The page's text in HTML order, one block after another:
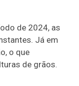
de 2024, as
Já em
o que
de grãos.